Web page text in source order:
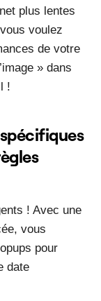
plus lentes
voulez
de votre
» dans
!
! Avec une
vous
pour
date